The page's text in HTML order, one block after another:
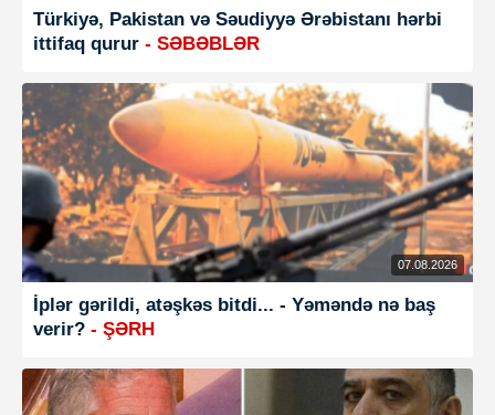
Türkiyə, Pakistan və Səudiyyə Ərəbistanı hərbi
ittifaq qurur - SƏBƏBLƏR
07.08.2026
İplər gərildi, atəşkəs bitdi... - Yəməndə nə baş
verir? - ŞƏRH